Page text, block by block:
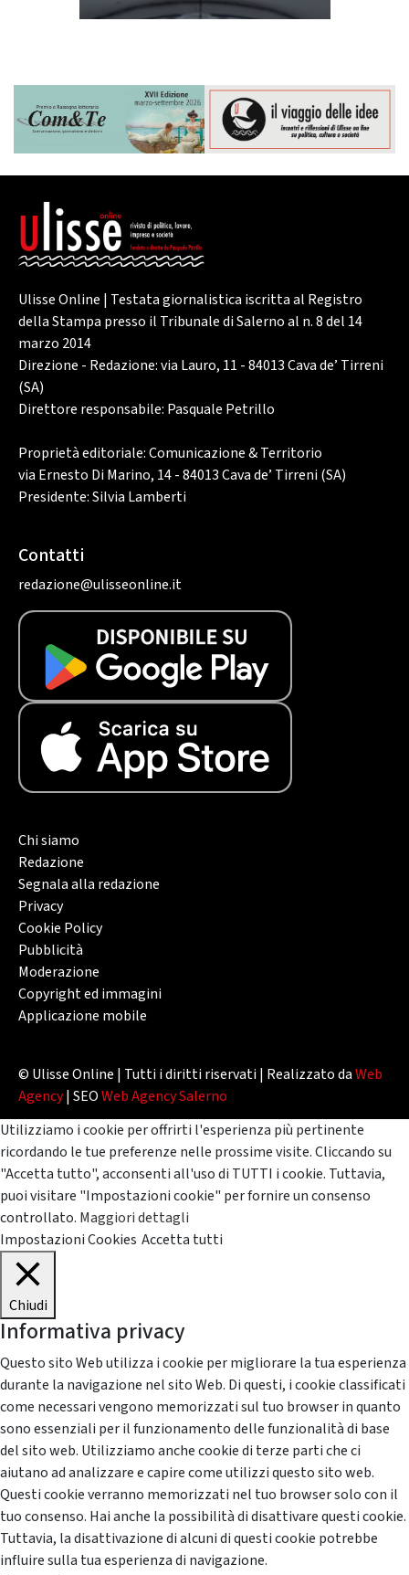
Ulisse Online | Testata giornalistica iscritta al Registro
della Stampa presso il Tribunale di Salerno al n. 8 del 14
marzo 2014
Direzione - Redazione: via Lauro, 11 - 84013 Cava de’ Tirreni
(SA)
Direttore responsabile: Pasquale Petrillo
Proprietà editoriale: Comunicazione & Territorio
via Ernesto Di Marino, 14 - 84013 Cava de’ Tirreni (SA)
Presidente: Silvia Lamberti
Contatti
redazione@ulisseonline.it
Chi siamo
Redazione
Segnala alla redazione
Privacy
Cookie Policy
Pubblicità
Moderazione
Copyright ed immagini
Applicazione mobile
© Ulisse Online | Tutti i diritti riservati | Realizzato daWeb
Agency| SEOWeb Agency Salerno
Utilizziamo i cookie per offrirti l'esperienza più pertinente
ricordando le tue preferenze nelle prossime visite. Cliccando su
"Accetta tutto", acconsenti all'uso di TUTTI i cookie. Tuttavia,
puoi visitare "Impostazioni cookie" per fornire un consenso
controllato. Maggiori dettagli
Impostazioni Cookies Accetta tutti
Chiudi
Informativa privacy
Questo sito Web utilizza i cookie per migliorare la tua esperienza
durante la navigazione nel sito Web. Di questi, i cookie classificati
come necessari vengono memorizzati sul tuo browser in quanto
sono essenziali per il funzionamento delle funzionalità di base
del sito web. Utilizziamo anche cookie di terze parti che ci
aiutano ad analizzare e capire come utilizzi questo sito web.
Questi cookie verranno memorizzati nel tuo browser solo con il
tuo consenso. Hai anche la possibilità di disattivare questi cookie.
Tuttavia, la disattivazione di alcuni di questi cookie potrebbe
influire sulla tua esperienza di navigazione.